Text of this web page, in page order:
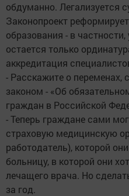
обдуманно. Легализуется
Законопроект
образования - в
остается только
аккредитация
- Расскажите о
законом - «Об
граждан в Российской
- Теперь граждане сами
страховую медицинскую
работодатель), которой
больницу, в которой они
лечащего врача. Но
за год.